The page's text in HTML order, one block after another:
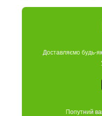
Доставляємо будь-
Попутний